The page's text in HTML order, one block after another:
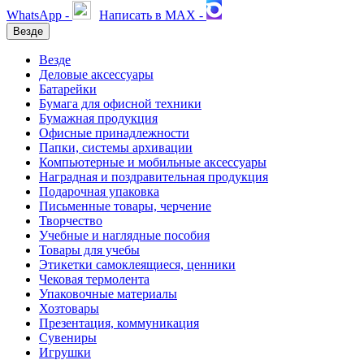
WhatsApp - Написать в MAX -
Везде
Везде
Деловые аксессуары
Батарейки
Бумага для офисной техники
Бумажная продукция
Офисные принадлежности
Папки, системы архивации
Компьютерные и мобильные аксессуары
Наградная и поздравительная продукция
Подарочная упаковка
Письменные товары, черчение
Творчество
Учебные и наглядные пособия
Товары для учебы
Этикетки самоклеящиеся, ценники
Чековая термолента
Упаковочные материалы
Хозтовары
Презентация, коммуникация
Сувениры
Игрушки